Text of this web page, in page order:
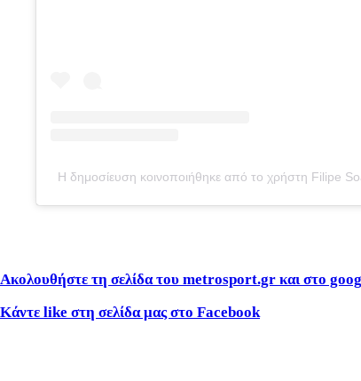
Η δημοσίευση κοινοποιήθηκε από το χρήστη Filipe
Ακολουθήστε τη σελίδα του metrosport.gr και στο
Κάντε like στη σελίδα μας στο Facebook